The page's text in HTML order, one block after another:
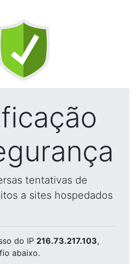
tentativas de
a sites hospedados
do IP 216.73.217.103,
abaixo.